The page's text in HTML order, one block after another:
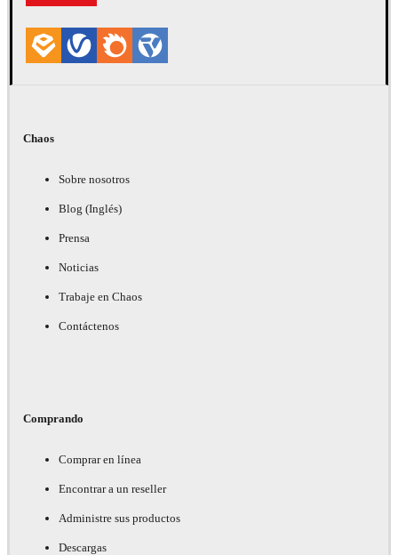
Chaos
Sobre nosotros
Blog (Inglés)
Prensa
Noticias
Trabaje en Chaos
Contáctenos
Comprando
Comprar en línea
Encontrar a un reseller
Administre sus productos
Descargas